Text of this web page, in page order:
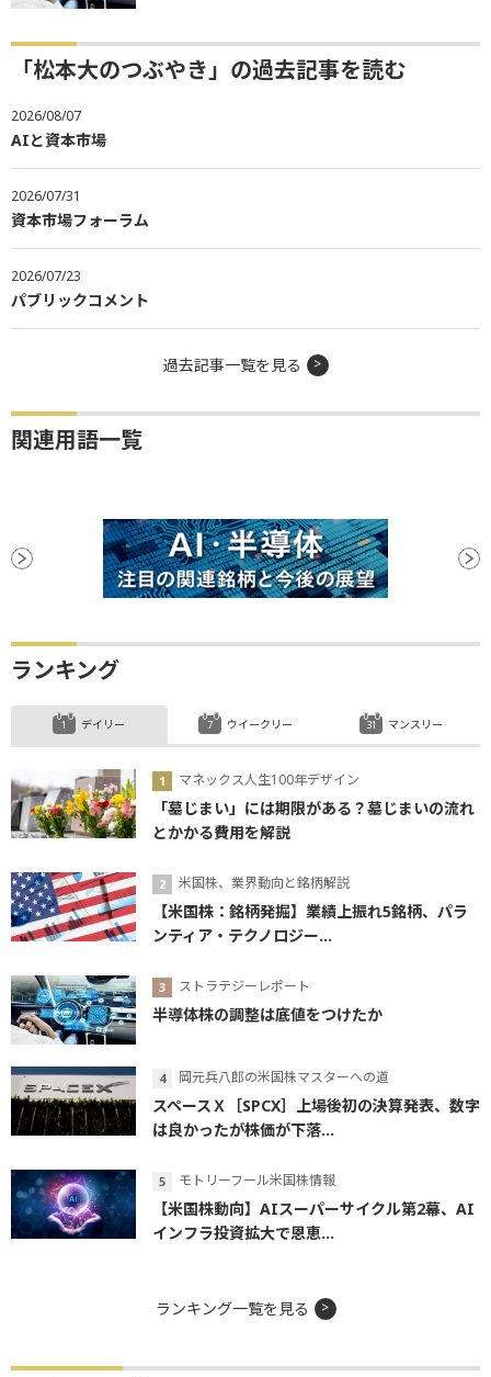
「松本大のつぶやき」の過去記事を読む
2026/08/07
AIと資本市場
2026/07/31
資本市場フォーラム
2026/07/23
パブリックコメント
過去記事一覧を見る
関連用語一覧
ランキング
デイリー
マネックス人生100年デザイン
「墓じまい」には期限がある？墓じまいの流れ
とかかる費用を解説
米国株、業界動向と銘柄解説
【米国株：銘柄発掘】業績上振れ5銘柄、パラ
ンティア・テクノロジー...
ストラテジーレポート
半導体株の調整は底値をつけたか
岡元兵八郎の米国株マスターへの道
スペースＸ［SPCX］上場後初の決算発表、数字
は良かったが株価が下落...
モトリーフール米国株情報
【米国株動向】AIスーパーサイクル第2幕、AI
インフラ投資拡大で恩恵...
ウイークリー マンスリー
ランキング一覧を見る